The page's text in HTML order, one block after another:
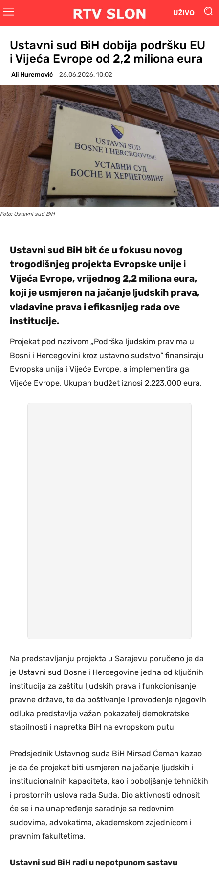
UŽIVO
Ustavni sud BiH dobija podršku EU
i Vijeća Evrope od 2,2 miliona eura
Ali Huremović 26.06.2026. 10:02
Foto: Ustavni sud BiH
Ustavni sud BiH bit će u fokusu novog
trogodišnjeg projekta Evropske unije i
Vijeća Evrope, vrijednog 2,2 miliona eura,
koji je usmjeren na jačanje ljudskih prava,
vladavine prava i efikasnijeg rada ove
institucije.
Projekat pod nazivom „Podrška ljudskim pravima u
Bosni i Hercegovini kroz ustavno sudstvo“ finansiraju
Evropska unija i Vijeće Evrope, a implementira ga
Vijeće Evrope. Ukupan budžet iznosi 2.223.000 eura.
Na predstavljanju projekta u Sarajevu poručeno je da
je Ustavni sud Bosne i Hercegovine jedna od ključnih
institucija za zaštitu ljudskih prava i funkcionisanje
pravne države, te da poštivanje i provođenje njegovih
odluka predstavlja važan pokazatelj demokratske
stabilnosti i napretka BiH na evropskom putu.
Predsjednik Ustavnog suda BiH Mirsad Ćeman kazao
je da će projekat biti usmjeren na jačanje ljudskih i
institucionalnih kapaciteta, kao i poboljšanje tehničkih
i prostornih uslova rada Suda. Dio aktivnosti odnosit
će se i na unapređenje saradnje sa redovnim
sudovima, advokatima, akademskom zajednicom i
pravnim fakultetima.
Ustavni sud BiH radi u nepotpunom sastavu